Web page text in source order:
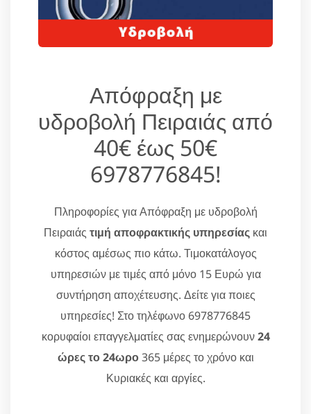
Απόφραξη με
υδροβολή Πειραιάς από
40€ έως 50€
6978776845!
Πληροφορίες για Απόφραξη με υδροβολή
Πειραιάς τιμή αποφρακτικής υπηρεσίας και
κόστος αμέσως πιο κάτω. Τιμοκατάλογος
υπηρεσιών με τιμές από μόνο 15 Ευρώ για
συντήρηση αποχέτευσης. Δείτε για ποιες
υπηρεσίες! Στο τηλέφωνο 6978776845
κορυφαίοι επαγγελματίες σας ενημερώνουν24
ώρες το 24ωρο365 μέρες το χρόνο και
Κυριακές και αργίες.